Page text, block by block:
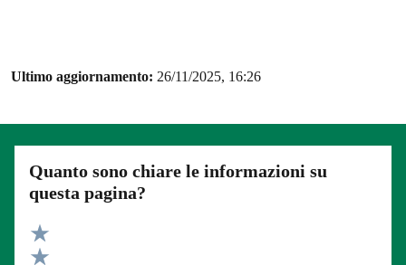
Ultimo aggiornamento: 26/11/2025, 16:26
Quanto sono chiare le informazioni su
questa pagina?
Valuta 5 stelle su 5